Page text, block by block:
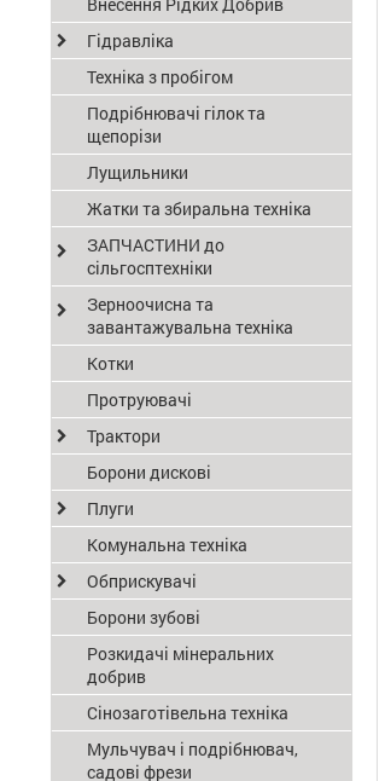
Гідравліка
Техніка з пробігом
Подрібнювачі гілок та
щепорізи
Лущильники
Жатки та збиральна техніка
ЗАПЧАСТИНИ до
сільгосптехніки
Зерноочисна та
завантажувальна техніка
Котки
Протруювачі
Трактори
Борони дискові
Плуги
Комунальна техніка
Обприскувачі
Борони зубові
Розкидачі мінеральних
добрив
Сінозаготівельна техніка
Мульчувач і подрібнювач,
садові фрези